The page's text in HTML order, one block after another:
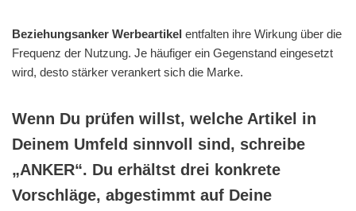
Beziehungsanker Werbeartikel entfalten ihre Wirkung über die
Frequenz der Nutzung. Je häufiger ein Gegenstand eingesetzt
wird, desto stärker verankert sich die Marke.
Wenn Du prüfen willst, welche Artikel in
Deinem Umfeld sinnvoll sind, schreibe
„ANKER“. Du erhältst drei konkrete
Vorschläge, abgestimmt auf Deine